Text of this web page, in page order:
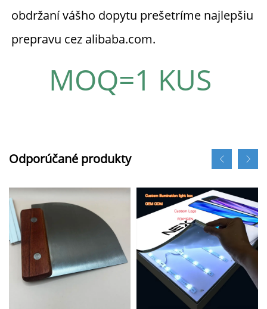
obdržaní vášho dopytu prešetríme najlepšiu
prepravu cez alibaba.com.
MOQ=1 KUS
Odporúčané produkty